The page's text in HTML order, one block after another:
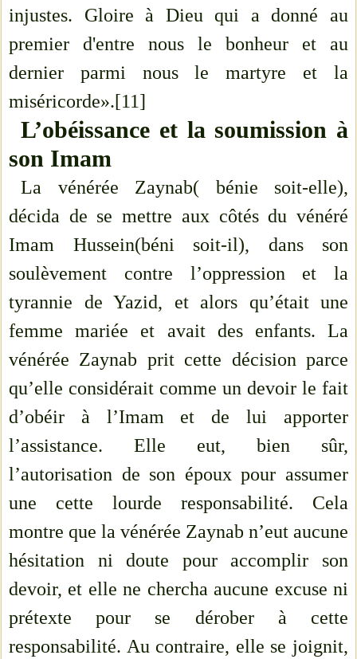
injustes. Gloire à Dieu qui a donné au
premier d'entre nous le bonheur et au
dernier parmi nous le martyre et la
miséricorde».[11]
L’obéissance et la soumission à
son Imam
La vénérée Zaynab( bénie soit-elle),
décida de se mettre aux côtés du vénéré
Imam Hussein(béni soit-il), dans son
soulèvement contre l’oppression et la
tyrannie de Yazid, et alors qu’était une
femme mariée et avait des enfants. La
vénérée Zaynab prit cette décision parce
qu’elle considérait comme un devoir le fait
d’obéir à l’Imam et de lui apporter
l’assistance. Elle eut, bien sûr,
l’autorisation de son époux pour assumer
une cette lourde responsabilité. Cela
montre que la vénérée Zaynab n’eut aucune
hésitation ni doute pour accomplir son
devoir, et elle ne chercha aucune excuse ni
prétexte pour se dérober à cette
responsabilité. Au contraire, elle se joignit,